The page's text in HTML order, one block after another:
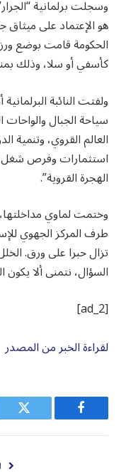
وسجلت برلمانية
هو الإعتماد على
الحكومة قامت بوضع
كأسفي أو سلا، وذلك بمنحة
ولفتت النائبة
سياحة الجبال
العالم القروي، وتنمية
استثمارات وفرص شغل
الهجرة القروية”.
وختمت لماوي
تزال حبرا على ورق.
السؤال، نتمنى ألا يكون
[ad_2]
لقراءة الخبر من المصدر
فيسبوك تويتر